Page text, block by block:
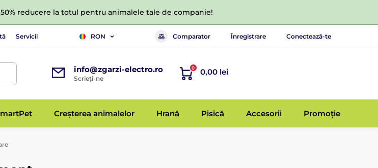
reducere la totul pentru animalele tale de companie!
Servicii RON Comparator Înregistrare Conectează-te
info@zgarzi-electro.ro
Scrieți-ne
0 0,00 lei
Creșterea animalelor Hrană Pisică Accesorii Promoție